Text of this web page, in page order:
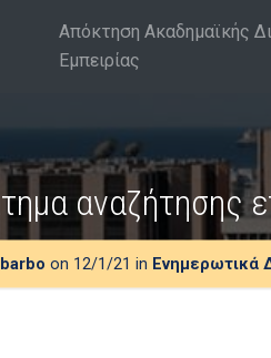
Απόκτηση Ακαδημαϊκής
Εμπειρίας
αναζήτησης
barbo on 12/1/21 in Ενημερωτικά